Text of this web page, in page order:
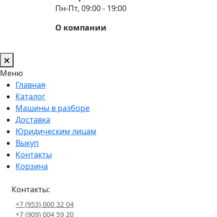
Пн-Пт, 09:00 - 19:00
О компании
Меню
Главная
Каталог
Машины в разборе
Доставка
Юридическим лицам
Выкуп
Контакты
Корзина
Контакты:
+7 (953) 000 32 04
+7 (909) 004 59 20